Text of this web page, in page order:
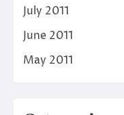
July 2011
June 2011
May 2011